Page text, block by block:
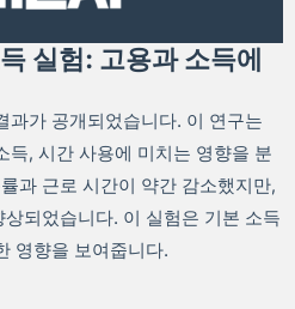
실험: 고용과 소득에
과가 공개되었습니다. 이 연구는
득, 시간 사용에 미치는 영향을 분
과 근로 시간이 약간 감소했지만,
되었습니다. 이 실험은 기본 소득
영향을 보여줍니다.